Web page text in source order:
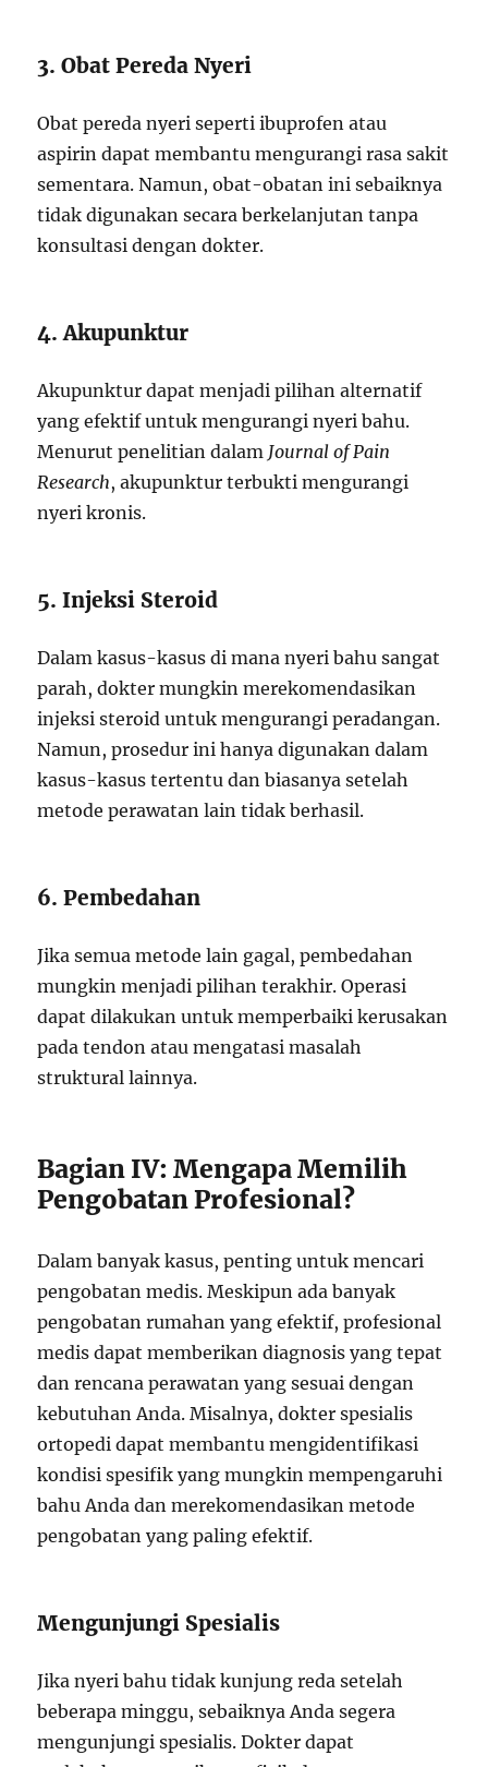
3. Obat Pereda Nyeri
Obat pereda nyeri seperti ibuprofen atau
aspirin dapat membantu mengurangi rasa sakit
sementara. Namun, obat-obatan ini sebaiknya
tidak digunakan secara berkelanjutan tanpa
konsultasi dengan dokter.
4. Akupunktur
Akupunktur dapat menjadi pilihan alternatif
yang efektif untuk mengurangi nyeri bahu.
Menurut penelitian dalam Journal of Pain
Research, akupunktur terbukti mengurangi
nyeri kronis.
5. Injeksi Steroid
Dalam kasus-kasus di mana nyeri bahu sangat
parah, dokter mungkin merekomendasikan
injeksi steroid untuk mengurangi peradangan.
Namun, prosedur ini hanya digunakan dalam
kasus-kasus tertentu dan biasanya setelah
metode perawatan lain tidak berhasil.
6. Pembedahan
Jika semua metode lain gagal, pembedahan
mungkin menjadi pilihan terakhir. Operasi
dapat dilakukan untuk memperbaiki kerusakan
pada tendon atau mengatasi masalah
struktural lainnya.
Bagian IV: Mengapa Memilih
Pengobatan Profesional?
Dalam banyak kasus, penting untuk mencari
pengobatan medis. Meskipun ada banyak
pengobatan rumahan yang efektif, profesional
medis dapat memberikan diagnosis yang tepat
dan rencana perawatan yang sesuai dengan
kebutuhan Anda. Misalnya, dokter spesialis
ortopedi dapat membantu mengidentifikasi
kondisi spesifik yang mungkin mempengaruhi
bahu Anda dan merekomendasikan metode
pengobatan yang paling efektif.
Mengunjungi Spesialis
Jika nyeri bahu tidak kunjung reda setelah
beberapa minggu, sebaiknya Anda segera
mengunjungi spesialis. Dokter dapat